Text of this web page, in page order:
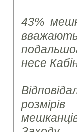
43%
несе